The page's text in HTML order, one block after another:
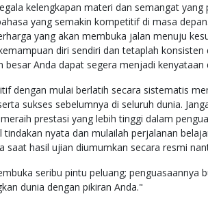
kelengkapan materi dan semangat
yang semakin kompetitif di masa
yang akan membuka jalan menuju
diri sendiri dan tetaplah
besar Anda dapat segera menjadi
dengan mulai berlatih secara sistematis
sukses sebelumnya di seluruh dunia.
prestasi yang lebih tinggi dalam
tindakan nyata dan mulailah perjalanan
saat hasil ujian diumumkan secara resmi
seribu pintu peluang; penguasaannya
dunia dengan pikiran Anda."